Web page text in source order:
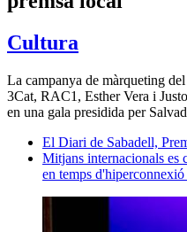
Cultura
La campanya de màrqueting
3Cat, RAC1, Esther Vera i
en una gala presidida per
El Diari de Sabadell,
Mitjans internacionals es
en temps